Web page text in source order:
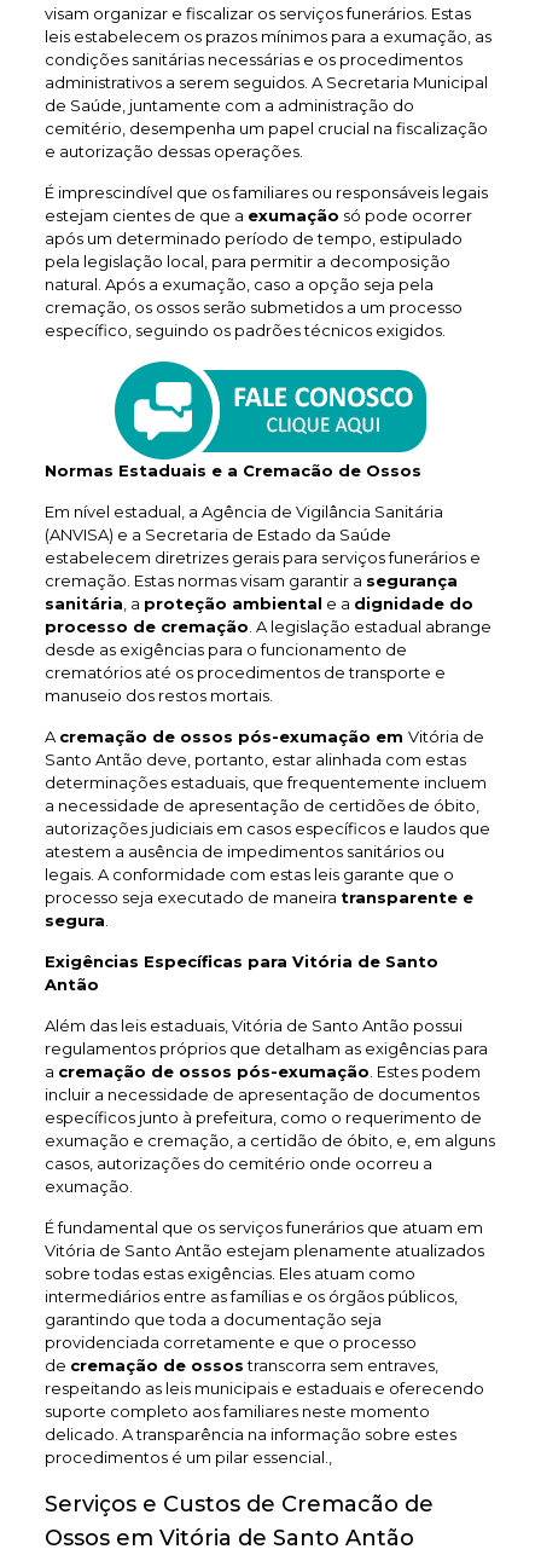
visam organizar e fiscalizar os serviços funerários. Estas
leis estabelecem os prazos mínimos para a exumação, as
condições sanitárias necessárias e os procedimentos
administrativos a serem seguidos. A Secretaria Municipal
de Saúde, juntamente com a administração do
cemitério, desempenha um papel crucial na fiscalização
e autorização dessas operações.
É imprescindível que os familiares ou responsáveis legais
estejam cientes de que a exumação só pode ocorrer
após um determinado período de tempo, estipulado
pela legislação local, para permitir a decomposição
natural. Após a exumação, caso a opção seja pela
cremação, os ossos serão submetidos a um processo
específico, seguindo os padrões técnicos exigidos.
Normas Estaduais e a Cremacão de Ossos
Em nível estadual, a Agência de Vigilância Sanitária
(ANVISA) e a Secretaria de Estado da Saúde
estabelecem diretrizes gerais para serviços funerários e
cremação. Estas normas visam garantir a segurança
sanitária , a proteção ambiental e a dignidade do
processo de cremação . A legislação estadual abrange
desde as exigências para o funcionamento de
crematórios até os procedimentos de transporte e
manuseio dos restos mortais.
A cremação de ossos pós-exumação em Vitória de
Santo Antão deve, portanto, estar alinhada com estas
determinações estaduais, que frequentemente incluem
a necessidade de apresentação de certidões de óbito,
autorizações judiciais em casos específicos e laudos que
atestem a ausência de impedimentos sanitários ou
legais. A conformidade com estas leis garante que o
processo seja executado de maneira transparente e
segura
Exigências Específicas para Vitória de Santo
Antão
Além das leis estaduais, Vitória de Santo Antão possui
regulamentos próprios que detalham as exigências para
a cremação de ossos pós-exumação . Estes podem
incluir a necessidade de apresentação de documentos
específicos junto à prefeitura, como o requerimento de
exumação e cremação, a certidão de óbito, e, em alguns
casos, autorizações do cemitério onde ocorreu a
exumação.
É fundamental que os serviços funerários que atuam em
Vitória de Santo Antão estejam plenamente atualizados
sobre todas estas exigências. Eles atuam como
intermediários entre as famílias e os órgãos públicos,
garantindo que toda a documentação seja
providenciada corretamente e que o processo
de cremação de ossostranscorra sem entraves,
respeitando as leis municipais e estaduais e oferecendo
suporte completo aos familiares neste momento
delicado. A transparência na informação sobre estes
procedimentos é um pilar essencial.,
Serviços e Custos de Cremacão de
Ossos em Vitória de Santo Antão